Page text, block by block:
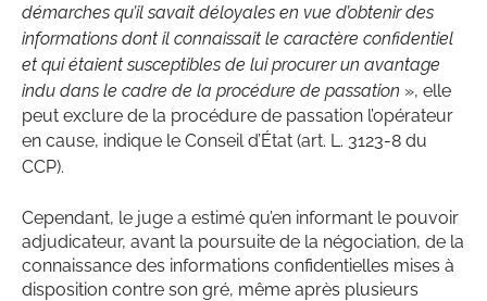
démarches qu’il savait déloyales en vue d’obtenir des
informations dont il connaissait le caractère confidentiel
et qui étaient susceptibles de lui procurer un avantage
indu dans le cadre de la procédure de passation », elle
peut exclure de la procédure de passation l’opérateur
en cause, indique le Conseil d’État (art. L. 3123-8 du
CCP).
Cependant, le juge a estimé qu’en informant le pouvoir
adjudicateur, avant la poursuite de la négociation, de la
connaissance des informations confidentielles mises à
disposition contre son gré, même après plusieurs